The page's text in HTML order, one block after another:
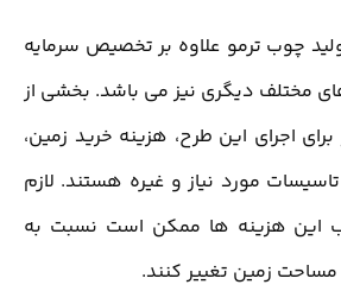
چوب ترمو علاوه بر تخصیص سرمایه
های مختلف دیگری نیز می باشد. بخشی از
اجرای این طرح، هزینه خرید زمین،
مورد نیاز و غیره هستند. لازم
این هزینه ها ممکن است نسبت به
زمین تغییر کنند.